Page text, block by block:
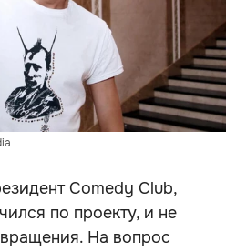
Comedy Club,
по проекту, и не
На вопрос